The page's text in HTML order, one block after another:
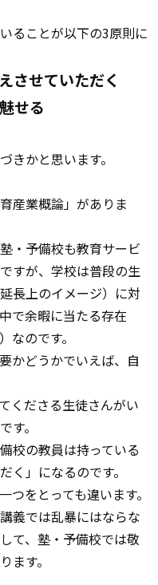
ることが以下の3原則に
させていただく
せる
きかと思います。
産業概論」がありま
・予備校も教育サービ
すが、学校は普段の生
長上のイメージ）に対
で余暇に当たる存在
なのです。
かどうかでいえば、自
くださる生徒さんがい
す。
校の教員は持っている
く」になるのです。
をとっても違います。
義では乱暴にはならな
て、塾・予備校では敬
ます。